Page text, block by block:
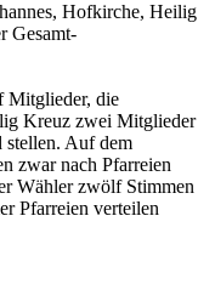
Hofkirche, Heilig
Gesamt-
Mitglieder, die
Kreuz zwei Mitglieder
stellen. Auf dem
zwar nach Pfarreien
Wähler zwölf Stimmen
Pfarreien verteilen